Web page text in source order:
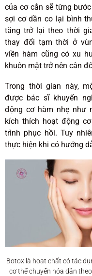
của cơ cắn sẽ từng
sợi cơ dần co lại bình
tăng trở lại theo thời
thay đổi tạm thời ở
viền hàm cũng có xu
khuôn mặt trở nên cân
Trong thời gian này,
được bác sĩ khuyến
động cơ hàm nhẹ như
kích thích hoạt động
trình phục hồi. Tuy
thực hiện khi có hướng
Botox là hoạt chất có tác
cơ thể chuyển hóa dần